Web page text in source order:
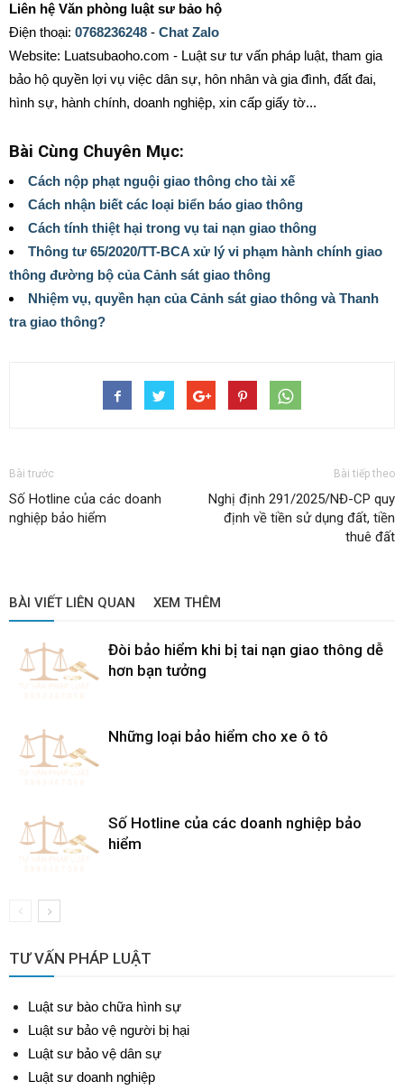
Liên hệ Văn phòng luật sư bảo hộ
Điện thoại: 0768236248 - Chat Zalo
Website: Luatsubaoho.com - Luật sư tư vấn pháp luật, tham gia
bảo hộ quyền lợi vụ việc dân sự, hôn nhân và gia đình, đất đai,
hình sự, hành chính, doanh nghiệp, xin cấp giấy tờ...
Bài Cùng Chuyên Mục:
Cách nộp phạt nguội giao thông cho tài xế
Cách nhận biết các loại biển báo giao thông
Cách tính thiệt hại trong vụ tai nạn giao thông
Thông tư 65/2020/TT-BCA xử lý vi phạm hành chính giao
thông đường bộ của Cảnh sát giao thông
Nhiệm vụ, quyền hạn của Cảnh sát giao thông và Thanh
tra giao thông?
Bài trước
Số Hotline của các doanh
nghiệp bảo hiểm
Bài tiếp theo
Nghị định 291/2025/NĐ-CP quy
định về tiền sử dụng đất, tiền
thuê đất
BÀI VIẾT LIÊN QUAN XEM THÊM
Đòi bảo hiểm khi bị tai nạn giao thông dễ
hơn bạn tưởng
Những loại bảo hiểm cho xe ô tô
Số Hotline của các doanh nghiệp bảo
hiểm
TƯ VẤN PHÁP LUẬT
Luật sư bào chữa hình sự
Luật sư bảo vệ người bị hại
Luật sư bảo vệ dân sự
Luật sư doanh nghiệp